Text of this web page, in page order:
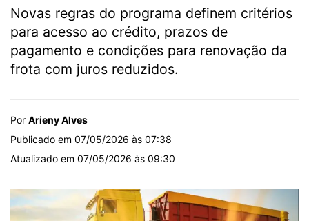
Novas regras do programa definem critérios
para acesso ao crédito, prazos de
pagamento e condições para renovação da
frota com juros reduzidos.
Por Arieny Alves
Publicado em 07/05/2026 às 07:38
Atualizado em 07/05/2026 às 09:30